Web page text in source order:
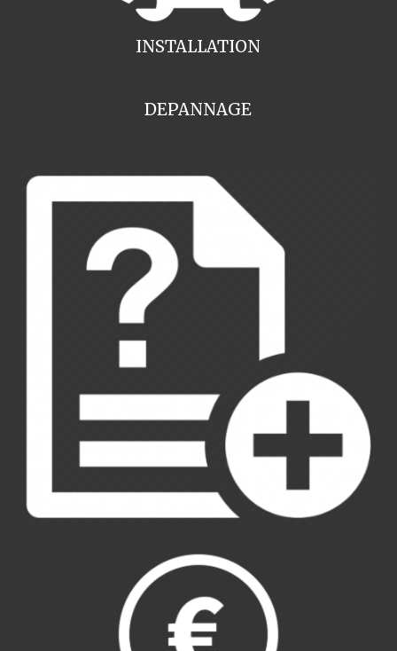
INSTALLATION
DEPANNAGE